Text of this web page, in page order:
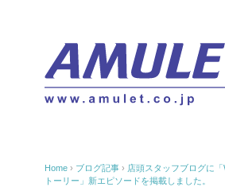
Home › ブログ記事 › 店頭スタッフブログに
トーリー」新エピソードを掲載しました。